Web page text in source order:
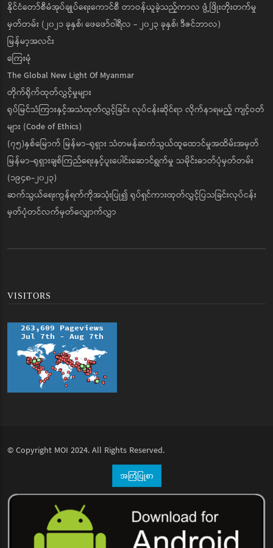
နိုင်ငံတော်စီမံအုပ်ချုပ်ရေးကောင်စီ တာဝန်ယူခဲ့သည့်ကာလ ဖွံ့ဖြိုးတိုးတက်မှု
မှတ်တမ်း (၂၀၂၁ ခုနှစ်၊ ဖေဖော်ဝါရီလ - ၂၀၂၃ ခုနှစ်၊ ဒီဇင်ဘာလ)
မြန်မာ့အလင်း
ကြေးမုံ
The Global New Light Of Myanmar
တိုက်ရိုက်ထုတ်လွှင့်မှုများ
ရုပ်မြင်သံကြားနှင့်အသံထုတ်လွှင့်ခြင်း လုပ်ငန်းဆိုင်ရာ လိုက်နာရမည့် ကျင့်ဝတ်
များ (Code of Ethics)
(၇၅)နှစ်မြောက် မြန်မာ-ရုရှား သံတမန်ဆက်သွယ်ထူထောင်မှုအထိမ်းအမှတ်
မြန်မာ-ရုရှားချစ်ကြည်ရေးနှင့်ပူးပေါင်းဆောင်ရွက်မှု သမိုင်းဓာတ်ပုံမှတ်တမ်း
(၁၉၄၈-၂၀၂၃)
ဆက်သွယ်ရေးကွန်ရက်ကိုအသုံးပြု၍ ရုပ်ရှင်ကားထုတ်လွှင့်ပြသခြင်းလုပ်ငန်း
မှတ်ပုံတင်လက်မှတ်လျှောက်လွှာ
VISITORS
© Copyright MOI 2024. All Rights Reserved.
အကြံပြုစာ